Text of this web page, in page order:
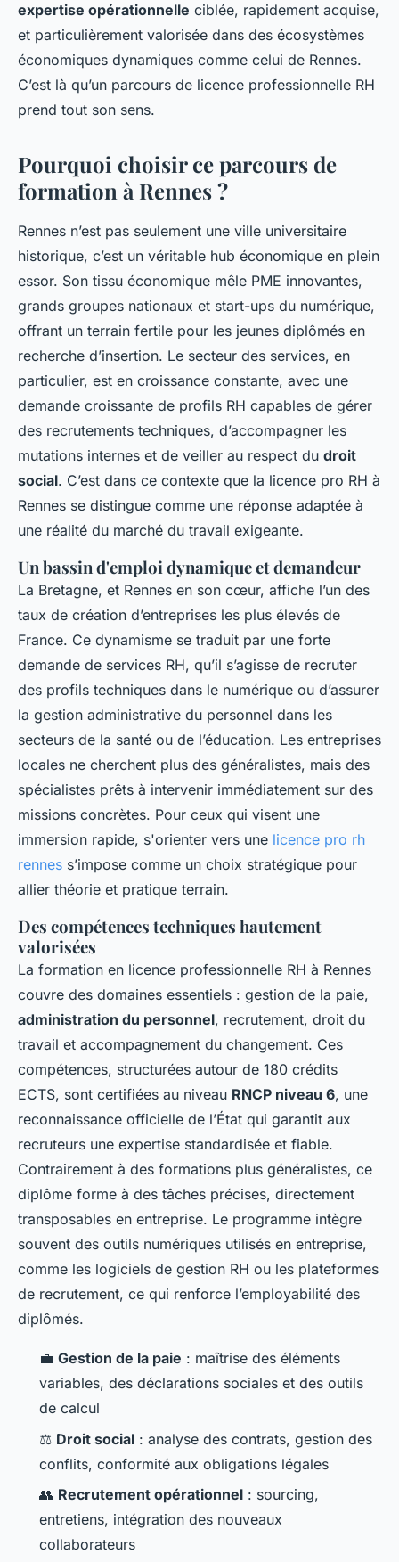
expertise opérationnelle ciblée, rapidement acquise,
et particulièrement valorisée dans des écosystèmes
économiques dynamiques comme celui de Rennes.
C’est là qu’un parcours de licence professionnelle RH
prend tout son sens.
Pourquoi choisir ce parcours de
formation à Rennes ?
Rennes n’est pas seulement une ville universitaire
historique, c’est un véritable hub économique en plein
essor. Son tissu économique mêle PME innovantes,
grands groupes nationaux et start-ups du numérique,
offrant un terrain fertile pour les jeunes diplômés en
recherche d’insertion. Le secteur des services, en
particulier, est en croissance constante, avec une
demande croissante de profils RH capables de gérer
des recrutements techniques, d’accompagner les
mutations internes et de veiller au respect du droit
social. C’est dans ce contexte que la licence pro RH à
Rennes se distingue comme une réponse adaptée à
une réalité du marché du travail exigeante.
Un bassin d'emploi dynamique et demandeur
La Bretagne, et Rennes en son cœur, affiche l’un des
taux de création d’entreprises les plus élevés de
France. Ce dynamisme se traduit par une forte
demande de services RH, qu’il s’agisse de recruter
des profils techniques dans le numérique ou d’assurer
la gestion administrative du personnel dans les
secteurs de la santé ou de l’éducation. Les entreprises
locales ne cherchent plus des généralistes, mais des
spécialistes prêts à intervenir immédiatement sur des
missions concrètes. Pour ceux qui visent une
immersion rapide, s'orienter vers une licence pro rh
rennes s’impose comme un choix stratégique pour
allier théorie et pratique terrain.
Des compétences techniques hautement
valorisées
La formation en licence professionnelle RH à Rennes
couvre des domaines essentiels : gestion de la paie,
administration du personnel, recrutement, droit du
travail et accompagnement du changement. Ces
compétences, structurées autour de 180 crédits
ECTS, sont certifiées au niveau RNCP niveau 6, une
reconnaissance officielle de l’État qui garantit aux
recruteurs une expertise standardisée et fiable.
Contrairement à des formations plus généralistes, ce
diplôme forme à des tâches précises, directement
transposables en entreprise. Le programme intègre
souvent des outils numériques utilisés en entreprise,
comme les logiciels de gestion RH ou les plateformes
de recrutement, ce qui renforce l’employabilité des
diplômés.
💼 Gestion de la paie : maîtrise des éléments
variables, des déclarations sociales et des outils
de calcul
⚖️ Droit social : analyse des contrats, gestion des
conflits, conformité aux obligations légales
👥 Recrutement opérationnel : sourcing,
entretiens, intégration des nouveaux
collaborateurs